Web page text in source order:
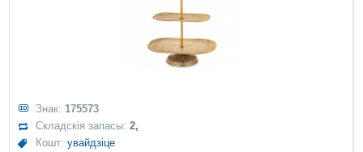
Знак: 175573
Складскія запасы:2,
Кошт:увайдзіце